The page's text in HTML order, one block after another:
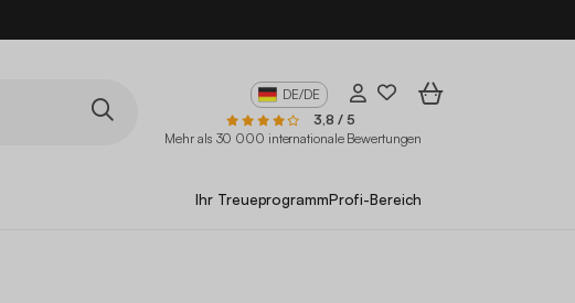
DE/DE
3,8 / 5
Mehr als 30 000 internationale Bewertungen
Ihr TreueprogrammProfi-Bereich